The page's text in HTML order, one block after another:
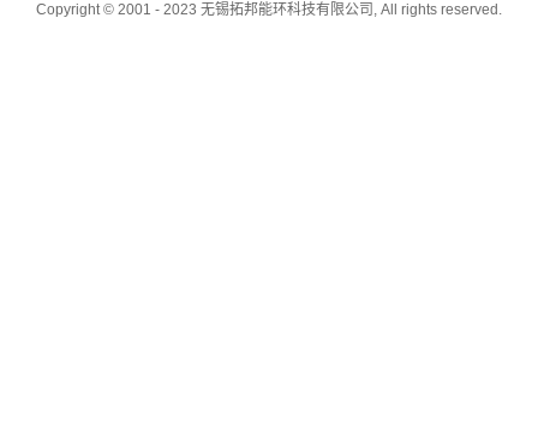
Copyright © 2001 - 2023 无锡拓邦能环科技有限公司, All rights reserved.